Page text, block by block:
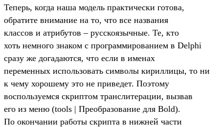
Теперь, когда наша модель практически готова,
обратите внимание на то, что все названия
классов и атрибутов – русскоязычные. Те, кто
хоть немного знаком с программированием в Delphi
сразу же догадаются, что если в именах
переменных использовать символы кириллицы, то ни
к чему хорошему это не приведет. Поэтому
воспользуемся скриптом транслитерации, вызвав
его из меню (tools | Преобразование для Bold).
По окончании работы скрипта в нижней части